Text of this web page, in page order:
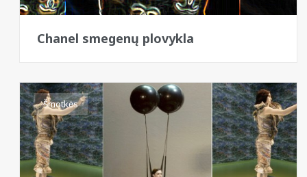
Chanel smegenų plovykla
Šmotkės